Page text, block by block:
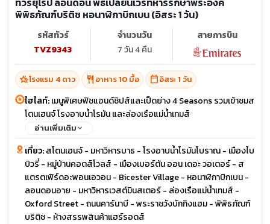
พิพิธภัณฑ์บริติช หอนาฬิกาบิกเบน (อิสระ 1 วัน)
รหัสทัวร์
TVZ9343
จำนวนวัน
7 วัน 4 คืน
สายการบิน
hotel_classโรงแรม 4 ดาว restaurant อาหาร 10 มื้อ calendar_todayอิสระ 1 วัน
ไฮไลท์:เมนูพิเศษฟิชแอนด์ชิปส์และเป็ดย่าง 4 Seasons รวมเข้าชมส
โตนเฮนจ์ โรงอาบน้ำโรมัน และล่องเรือแม่น้ำเทมส์
อ่านเพิ่มเติม
เที่ยว:สโตนเฮนจ์ - มหาวิหารบาธ - โรงอาบน้ำโรมันโบราณ - เมืองไบ
บิวรี่ - หมู่บ้านคอตส์โวลส์ - เมืองเบอร์ตัน ออน เดอะ วอเตอร์ - ส
แตรตเฟิร์ดอะพอนเอวอน - Bicester Village - หอนาฬิกาบิกเบน -
ลอนดอนอาย - มหาวิหารเวสต์มินสเตอร์ - ล่องเรือแม่น้ำเทมส์ -
Oxford Street - ถนนคาร์นาบี - พระราชวังบักกิงแฮม - พิพิธภัณฑ์
บริติช - ห้างสรรพสินค้าแฮร์รอดส์